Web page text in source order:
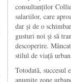
consultanților
salariilor, care
dar și de o
gusturi noi și să
descoperire.
stilul de viață
Totodată, succesul
anumite zone